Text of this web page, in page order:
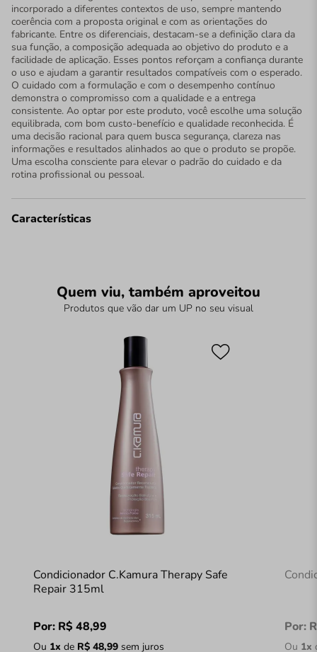
incorporado a diferentes contextos de uso, sempre mantendo
coerência com a proposta original e com as orientações do
fabricante. Entre os diferenciais, destacam-se a definição clara da
sua função, a composição adequada ao objetivo do produto e a
facilidade de aplicação. Esses pontos reforçam a confiança durante
o uso e ajudam a garantir resultados compatíveis com o esperado.
O cuidado com a formulação e com o desempenho contínuo
demonstra o compromisso com a qualidade e a entrega
consistente. Ao optar por este produto, você escolhe uma solução
equilibrada, com bom custo-benefício e qualidade reconhecida. É
uma decisão racional para quem busca segurança, clareza nas
informações e resultados alinhados ao que o produto se propõe.
Uma escolha consciente para elevar o padrão do cuidado e da
rotina profissional ou pessoal.
Características
Quem viu, também aproveitou
Produtos que vão dar um UP no seu visual
Condicionador C.Kamura Therapy Safe
Repair 315ml
Por: R$48,99
Ou 1x de R$ 48,99sem juros
Por:
Ou 1x